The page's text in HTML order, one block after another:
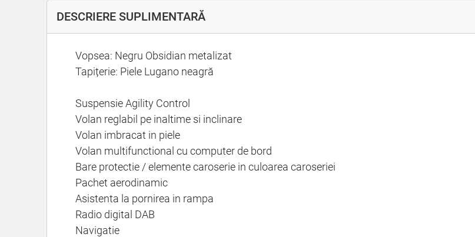
DESCRIERE SUPLIMENTARĂ
Vopsea: Negru Obsidian metalizat
Tapițerie: Piele Lugano neagră
Suspensie Agility Control
Volan reglabil pe inaltime si inclinare
Volan imbracat in piele
Volan multifunctional cu computer de bord
Bare protectie / elemente caroserie in culoarea caroseriei
Pachet aerodinamic
Asistenta la pornirea in rampa
Radio digital DAB
Navigatie